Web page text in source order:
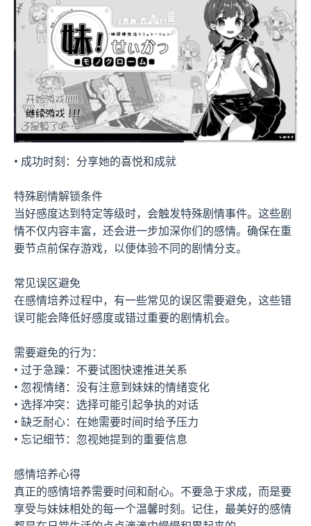
• 成功时刻：分享她的喜悦和成就
特殊剧情解锁条件
当好感度达到特定等级时，会触发特殊剧情事件。这些剧
情不仅内容丰富，还会进一步加深你们的感情。确保在重
要节点前保存游戏，以便体验不同的剧情分支。
常见误区避免
在感情培养过程中，有一些常见的误区需要避免，这些错
误可能会降低好感度或错过重要的剧情机会。
需要避免的行为：
• 过于急躁：不要试图快速推进关系
• 忽视情绪：没有注意到妹妹的情绪变化
• 选择冲突：选择可能引起争执的对话
• 缺乏耐心：在她需要时间时给予压力
• 忘记细节：忽视她提到的重要信息
感情培养心得
真正的感情培养需要时间和耐心。不要急于求成，而是要
享受与妹妹相处的每一个温馨时刻。记住，最美好的感情